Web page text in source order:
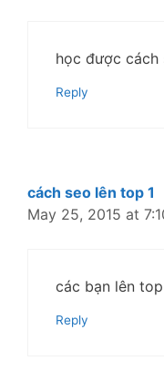
học được cách
Reply
cách seo lên top 1
May 25, 2015 at
các bạn lên
Reply